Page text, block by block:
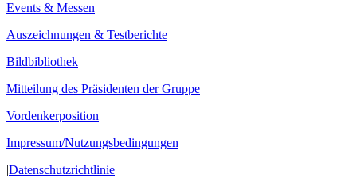
Events & Messen
Auszeichnungen & Testberichte
Bildbibliothek
Mitteilung des Präsidenten der Gruppe
Vordenkerposition
Impressum/Nutzungsbedingungen
|Datenschutzrichtlinie